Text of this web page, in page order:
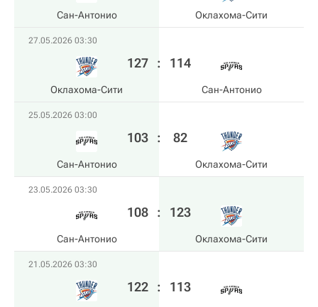
Сан-Антонио Оклахома-Сити
27.05.2026 03:30
Оклахома-Сити
127 : 114
Сан-Антонио
25.05.2026 03:00
Сан-Антонио
103 : 82
Оклахома-Сити
23.05.2026 03:30
Сан-Антонио
108 : 123
Оклахома-Сити
21.05.2026 03:30
122 : 113